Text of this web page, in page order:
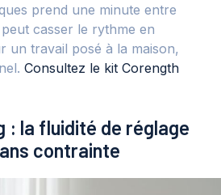
prend une minute entre
casser le rythme en
un travail posé à la maison,
Consultez le kit Corength
: la fluidité de réglage
contrainte